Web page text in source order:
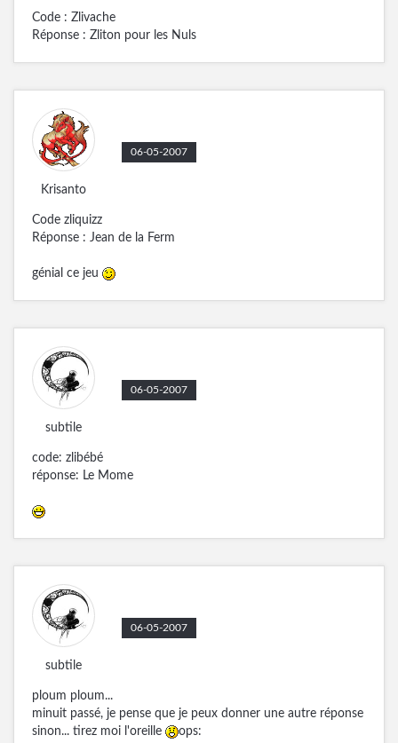
Code : Zlivache
Réponse : Zliton pour les Nuls
06-05-2007
Krisanto
Code zliquizz
Réponse : Jean de la Ferm
génial ce jeu
06-05-2007
subtile
code: zlibébé
réponse: Le Mome
06-05-2007
subtile
ploum ploum...
minuit passé, je pense que je peux donner une autre réponse
sinon... tirez moi l'oreille
ops: